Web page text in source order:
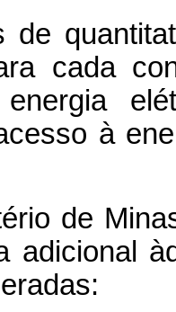
cada
energia
à
de
adicional